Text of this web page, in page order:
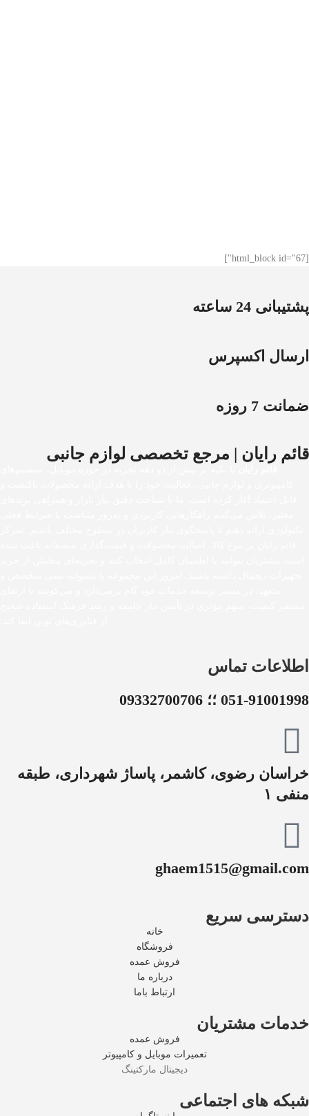
[html_block id="67"]
پشتیبانی 24 ساعته
ارسال اکسپرس
ضمانت 7 روزه
قائم رایان | مرجع تخصصی لوازم جانبی
اطلاعات تماس
051-91001998 ؛؛ 09332700706
خراسان رضوی، کاشمر، پاساژ شهرداری، طبقه
منفی ۱
ghaem1515@gmail.com
دسترسی سریع
خانه
فروشگاه
فروش عمده
درباره ما
ارتباط باما
خدمات مشتریان
فروش عمده
تعمیرات موبایل و کامپیوتر
دیجیتال مارکتینگ
شبکه های اجتماعی